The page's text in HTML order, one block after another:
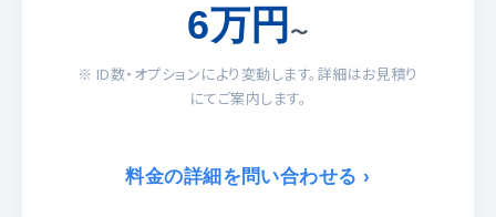
6万円 〜
※ ID数・オプションにより変動します。詳細はお見積り
にてご案内します。
料金の詳細を問い合わせる ›